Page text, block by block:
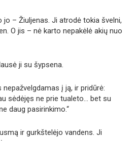
jo – Žiuljenas. Ji atrodė tokia švelni,
O jis – nė karto nepakėlė akių nuo
ji su šypsena.
į ją, ir pridūrė:
sėdėjęs ne prie tualeto… bet su
daug pasirinkimo.“
ir gurkštelėjo vandens. Ji